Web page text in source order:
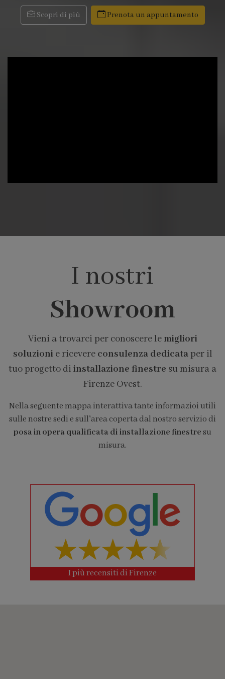
Scopri di più Prenota un appuntamento
I nostri
Showroom
Vieni a trovarci per conoscere le migliori
soluzionie ricevere consulenza dedicataper il
tuo progetto di installazione finestre su misura a
Firenze Ovest.
Nella seguente mappa interattiva tante informazioi utili
sulle nostre sedi e sull'area coperta dal nostro servizio di
posa in opera qualificata di installazione finestresu
misura.
I più recensiti di Firenze